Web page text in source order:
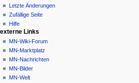
Quelltext
anzeigen
Versionsgeschichte
Beiträge
Anmelden
Letzte Änderungen
Zufällige Seite
Hilfe
externe Links
MN-Wiki-Forum
MN-Marktplatz
MN-Nachrichten
MN-Bilder
MN-Welt